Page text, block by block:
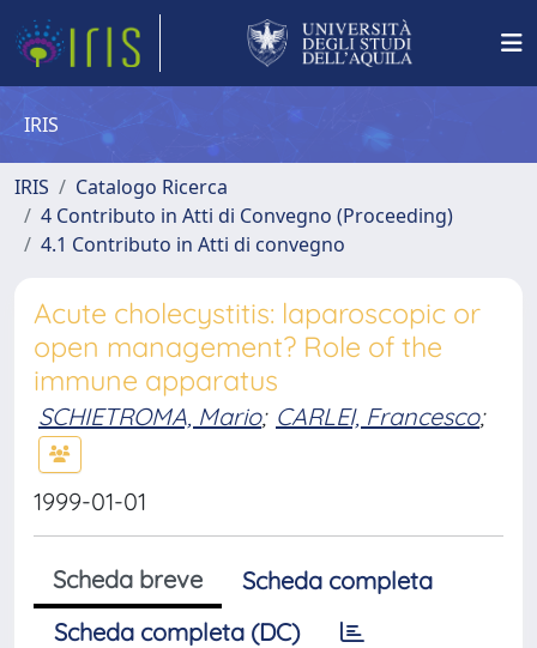
IRIS
IRIS
Catalogo Ricerca
4 Contributo in Atti di Convegno (Proceeding)
4.1 Contributo in Atti di convegno
Acute cholecystitis: laparoscopic or
open management? Role of the
immune apparatus
SCHIETROMA, Mario; CARLEI, Francesco;
1999-01-01
Scheda breve
Scheda completa
Scheda completa (DC)